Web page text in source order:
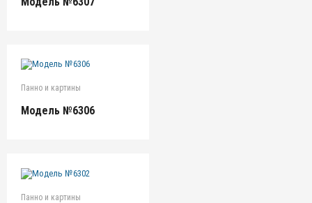
Панно и картины
Модель №6306
Панно и картины